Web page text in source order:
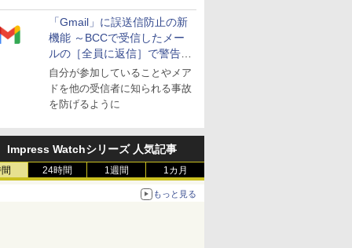
「Gmail」に誤送信防止の新
機能 ～BCCで受信したメー
ルの［全員に返信］で警告を
表示
自分が参加していることやメア
ドを他の受信者に知られる事故
を防げるように
Impress Watchシリーズ 人気記事
24時間 1週間 1カ月
もっと見る